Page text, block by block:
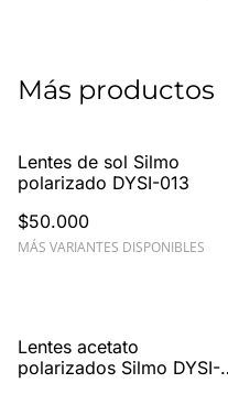
Más productos
Lentes de sol Silmo
polarizado DYSI-013
$50.000
MÁS VARIANTES DISPONIBLES
Lentes acetato
polarizados Silmo DYSI-